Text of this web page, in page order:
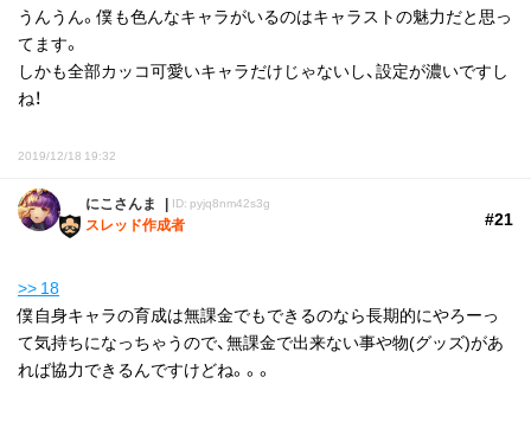
うんうん。僕も色んなキャラがいるのはキャラストの魅力だと思っ
てます。
しかも全部カッコ可愛いキャラだけじゃないし、設定が濃いですし
ね！
2019/12/18 19:32
にこさんま ID: pyjq8nm42s3g
スレッド作成者 #21
>> 18
僕自身キャラの育成は無課金でもできるのなら長期的にやろーっ
て気持ちになっちゃうので、無課金で出来ない事や物(グッズ)があ
れば協力できるんですけどね。。。